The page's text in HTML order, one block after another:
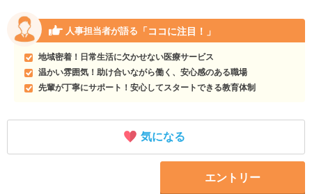
人事担当者が語る 「ココに注目！」
地域密着！日常生活に欠かせない医療サービス
温かい雰囲気！助け合いながら働く、安心感のある職場
先輩が丁寧にサポート！安心してスタートできる教育体制
気になる
エントリー